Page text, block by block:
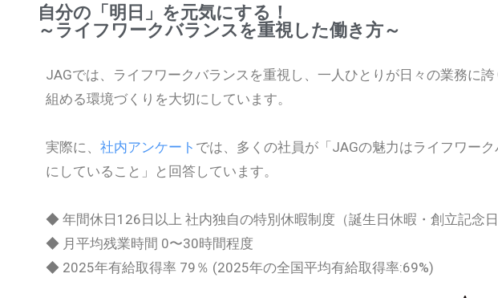
自分の「明日」を元気にする！
～ライフワークバランスを重視した働き方～
JAGでは、ライフワークバランスを重視し、一人ひとりが日々の業務に
組める環境づくりを大切にしています。
実際に、 社内アンケート では、多くの社員が「JAGの魅力はライフワー
にしていること」と回答しています。
◆ 年間休日126日以上 社内独自の特別休暇制度（誕生日休暇・創立記念
◆ 月平均残業時間 0〜30時間程度
◆ 2025年有給取得率 79％ (2025年の全国平均有給取得率:69%)